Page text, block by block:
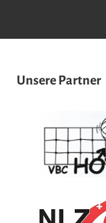
Unsere Partner